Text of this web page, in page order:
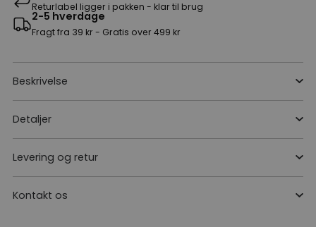
Returlabel ligger i pakken - klar til brug
2-5 hverdage
Fragt fra 39 kr - Gratis over 499 kr
Beskrivelse
Detaljer
Levering og retur
Kontakt os